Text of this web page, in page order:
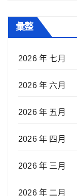
彙整
2026 年 七月
2026 年 六月
2026 年 五月
2026 年 四月
2026 年 三月
2026 年 二月